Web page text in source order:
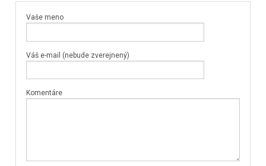
Vaše meno
Váš e-mail (nebude zverejnený)
Komentáre